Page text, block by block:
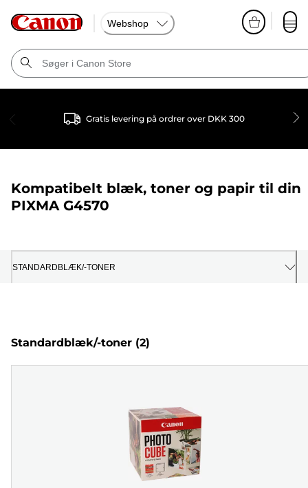
Webshop
Gratis levering på ordrer over DKK 300
Kompatibelt blæk, toner og papir til din
PIXMA G4570
STANDARDBLÆK/-TONER
Standardblæk/-toner (2)